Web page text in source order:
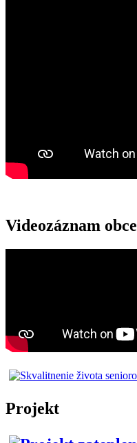
Videozáznam obce
Projekt